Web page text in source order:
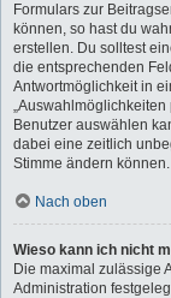
Formulars zur
können, so hast du
erstellen. Du solltest
die entsprechenden
Antwortmöglichkeit in
Benutzer auswählen
dabei eine zeitlich
Stimme ändern können.
Nach oben
Wieso kann ich nicht
Die maximal zulässige
Administration